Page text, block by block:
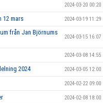
2024-03-20 00:20
12 mars 2024-03-19 11:29
från Jan Björnums
2024-03-15 16:07
2024-03-08 14:55
2024 2024-03-05 12:00
2024-02-22 09:00
2024-02-08 18:00